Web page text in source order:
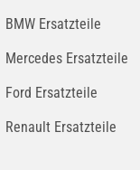
BMW Ersatzteile
Mercedes Ersatzteile
Ford Ersatzteile
Renault Ersatzteile